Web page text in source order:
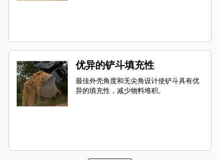
优异的铲斗填充性
最佳外壳角度和无尖角设计使铲斗具有优
异的填充性，减少物料堆积。